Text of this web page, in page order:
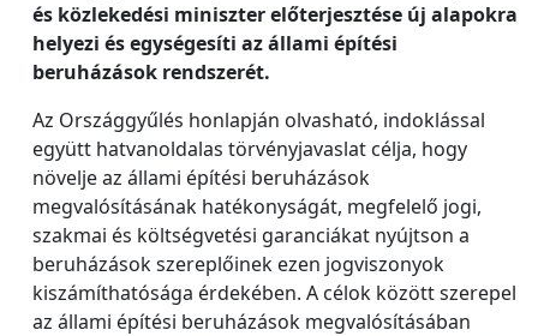
és közlekedési miniszter előterjesztése új alapokra
helyezi és egységesíti az állami építési
beruházások rendszerét.
Az Országgyűlés honlapján olvasható, indoklással
együtt hatvanoldalas törvényjavaslat célja, hogy
növelje az állami építési beruházások
megvalósításának hatékonyságát, megfelelő jogi,
szakmai és költségvetési garanciákat nyújtson a
beruházások szereplőinek ezen jogviszonyok
kiszámíthatósága érdekében. A célok között szerepel
az állami építési beruházások megvalósításában